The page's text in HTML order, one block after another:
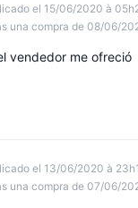
el 15/06/2020 à
una compra de 08/06/
vendedor me ofreció
el 13/06/2020 à
una compra de 07/06/